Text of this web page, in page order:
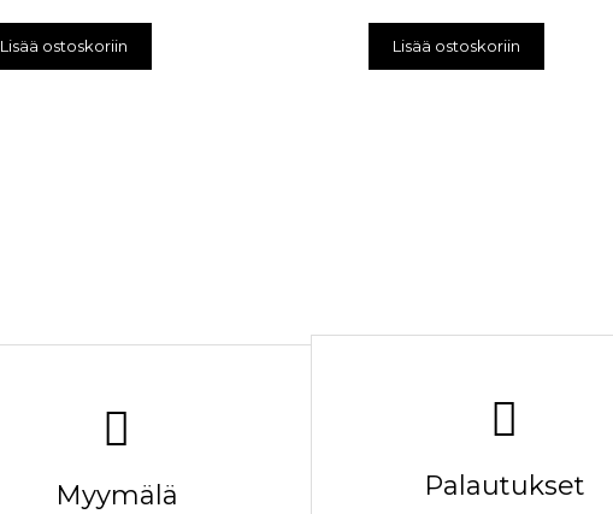
Lisää ostoskoriin Lisää ostoskoriin
Myymälä Palautukset